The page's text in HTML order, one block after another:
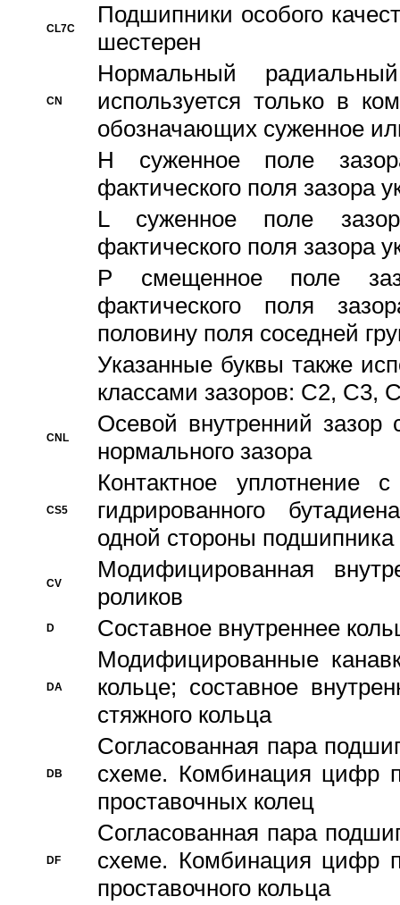
CL7C
Подшипники особого
шестерен
CN
Hормальный
используется только в
обозначающих суженное
H суженное поле
фактического поля зазора
L суженное поле
фактического поля зазора
P смещенное поле
фактического поля
половину поля соседней
Указанные буквы также
классами зазоров: С2,
CNL
Осевой внутренний зазор
нормального зазора
CS5
Контактное уплотнение
гидрированного
одной стороны подшипника
CV
Модифицированная
роликов
D Составное внутреннее
DA
Модифицированные
кольце; составное
стяжного кольца
DB
Согласованная пара
схеме. Комбинация цифр
проставочных колец
DF
Согласованная пара
схеме. Комбинация цифр
проставочного кольца